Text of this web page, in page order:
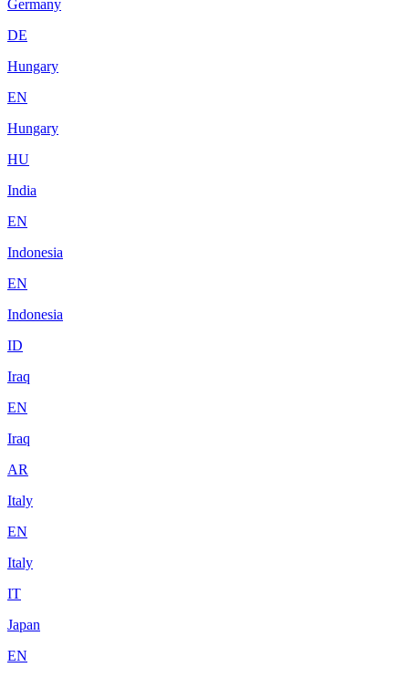
Germany
DE
Hungary
EN
Hungary
HU
India
EN
Indonesia
EN
Indonesia
ID
Iraq
EN
Iraq
AR
Italy
EN
Italy
IT
Japan
EN